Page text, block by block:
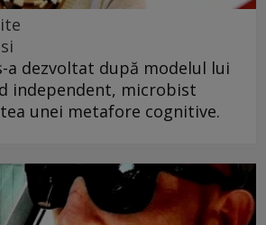
a dezvoltat după modelul lui
independent, microbist
unei metafore cognitive.